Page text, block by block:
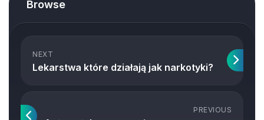
Browse
NEXT
Lekarstwa które działają jak narkotyki?
PREVIOUS